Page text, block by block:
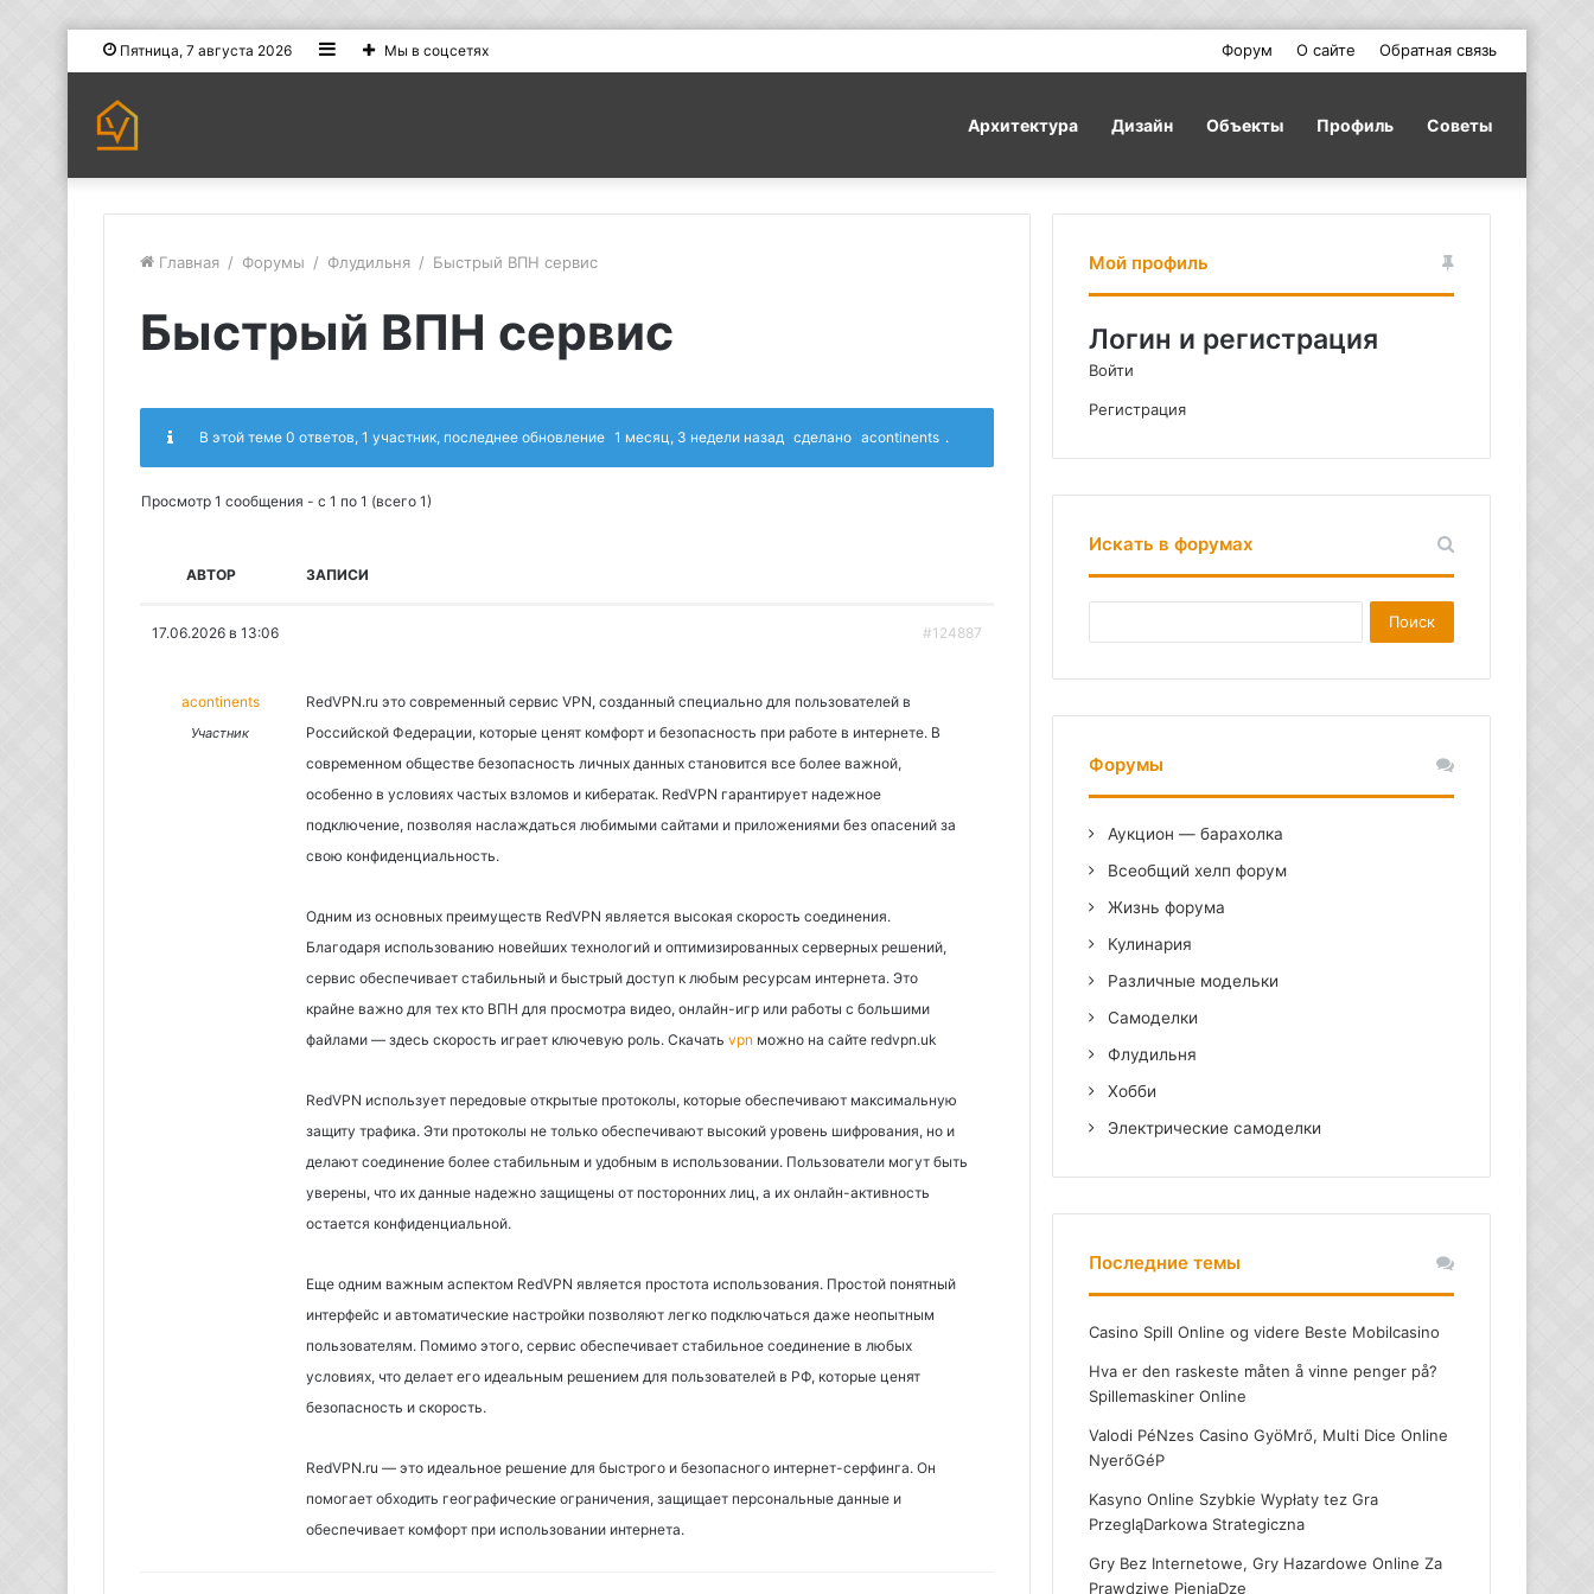
Пятница, 7 августа 2026 SidebarМы в соцсетях Форум О сайте Обратная связь
Архитектура Дизайн Объекты Профиль Советы
Главная / Форумы / Флудильня / Быстрый ВПН сервис
Быстрый ВПН сервис
В этой теме 0 ответов, 1 участник, последнее обновление 1 месяц, 3 недели назад сделано acontinents .
Просмотр 1 сообщения - с 1 по 1 (всего 1)
АВТОР ЗАПИСИ
17.06.2026 в 13:06 #124887
acontinents
Участник
RedVPN.ru это современный сервис VPN, созданный специально для пользователей в
Российской Федерации, которые ценят комфорт и безопасность при работе в интернете. В
современном обществе безопасность личных данных становится все более важной,
особенно в условиях частых взломов и кибератак. RedVPN гарантирует надежное
подключение, позволяя наслаждаться любимыми сайтами и приложениями без опасений за
свою конфиденциальность.
Одним из основных преимуществ RedVPN является высокая скорость соединения.
Благодаря использованию новейших технологий и оптимизированных серверных решений,
сервис обеспечивает стабильный и быстрый доступ к любым ресурсам интернета. Это
крайне важно для тех кто ВПН для просмотра видео, онлайн-игр или работы с большими
файлами — здесь скорость играет ключевую роль. Скачать vpn можно на сайте redvpn.uk
RedVPN использует передовые открытые протоколы, которые обеспечивают максимальную
защиту трафика. Эти протоколы не только обеспечивают высокий уровень шифрования, но и
делают соединение более стабильным и удобным в использовании. Пользователи могут быть
уверены, что их данные надежно защищены от посторонних лиц, а их онлайн-активность
остается конфиденциальной.
Еще одним важным аспектом RedVPN является простота использования. Простой понятный
интерфейс и автоматические настройки позволяют легко подключаться даже неопытным
пользователям. Помимо этого, сервис обеспечивает стабильное соединение в любых
условиях, что делает его идеальным решением для пользователей в РФ, которые ценят
безопасность и скорость.
RedVPN.ru — это идеальное решение для быстрого и безопасного интернет-серфинга. Он
помогает обходить географические ограничения, защищает персональные данные и
обеспечивает комфорт при использовании интернета.
Мой профиль
Логин и регистрация
Войти
Регистрация
Искать в форумах
Форумы
Аукцион — барахолка
Всеобщий хелп форум
Жизнь форума
Кулинария
Различные модельки
Самоделки
Флудильня
Хобби
Электрические самоделки
Последние темы
Casino Spill Online og videre Beste Mobilcasino
Hva er den raskeste måten å vinne penger på?
Spillemaskiner Online
Valodi PéNzes Casino GyöMrő, Multi Dice Online
NyerőGéP
Kasyno Online Szybkie Wypłaty tez Gra
PrzegląDarkowa Strategiczna
Gry Bez Internetowe, Gry Hazardowe Online Za
Prawdziwe PieniąDze